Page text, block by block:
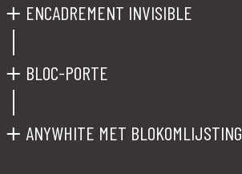
ENCADREMENT INVISIBLE
BLOC-PORTE
ANYWHITE MET BLOKOMLIJSTING